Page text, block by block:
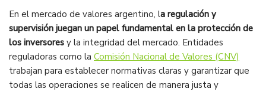
En el mercado de valores argentino, la regulación y
supervisión juegan un papel fundamental en la protección de
los inversores y la integridad del mercado. Entidades
reguladoras como la Comisión Nacional de Valores (CNV)
trabajan para establecer normativas claras y garantizar que
todas las operaciones se realicen de manera justa y